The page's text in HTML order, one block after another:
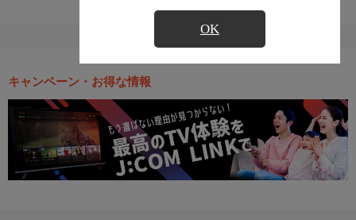
OK
キャンペーン・お得な情報